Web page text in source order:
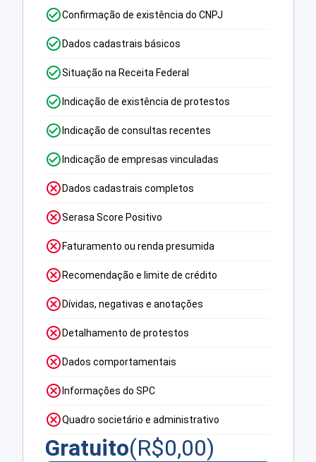
Confirmação de existência do CNPJ
Dados cadastrais básicos
Situação na Receita Federal
Indicação de existência de protestos
Indicação de consultas recentes
Indicação de empresas vinculadas
Dados cadastrais completos
Serasa Score Positivo
Faturamento ou renda presumida
Recomendação e limite de crédito
Dívidas, negativas e anotações
Detalhamento de protestos
Dados comportamentais
Informações do SPC
Quadro societário e administrativo
Gratuito(R$0,00)